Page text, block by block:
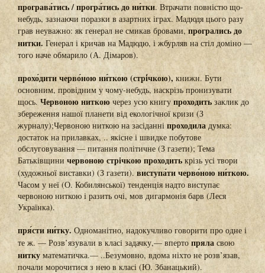
програва́тись / програ́тись до ни́тки. Втрачати повністю що-
небудь, зазнаючи поразки в азартних іграх. Мадюдя цього разу
грав неуважно: як генерал не смикав бровами,програлись до
нитки. Генерал і кричав на Мадюдю, і жбурляв на стіл доміно —
того наче обмарило (А. Дімаров).
прохо́дити черво́ною ни́ткою (стрі́чкою), книжн. Бути
основним, провідним у чому-небудь, наскрізь пронизувати
щось. Червоною ниткою через усю книгу проходить заклик до
збереження нашої планети від екологічної кризи (З
журналу);Червоною ниткою на засіданніпроходила думка:
достаток на прилавках, .. якісне і швидке побутове
обслуговування — питання політичне (З газети); Тема
Батьківщини червоною стрічкою проходить крізь усі твори
(художньої виставки) (З газети). виступа́ти черво́ною ни́ткою.
Часом у неї (О. Кобилянської) тенденція надто виступає
червоною ниткою і разить очі, мов дигармонія барв (Леся
Українка).
пря́сти ни́тку. Одноманітно, надокучливо говорити про одне і
те ж. — Розв’язували в класі задачку,— впертопряла свою
ниткуматематичка.— ..Безумовно, вдома ніхто не розв’язав,
почали морочитися з нею в класі (Ю. Збанацький).